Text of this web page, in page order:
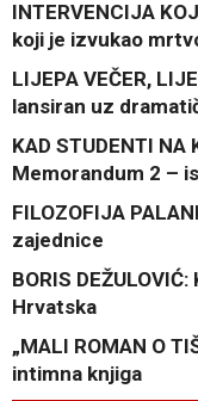
INTERVENCIJA
koji je izvukao
LIJEPA VEČER,
lansiran uz
KAD STUDENTI NA
Memorandum 2 –
FILOZOFIJA
zajednice
BORIS
Hrvatska
„MALI ROMAN O
intimna knjiga